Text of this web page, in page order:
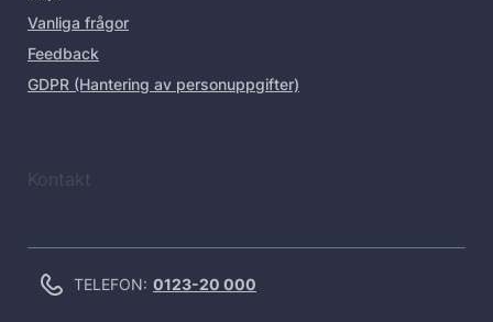
Vanliga frågor
Feedback
GDPR (Hantering av personuppgifter)
Kontakt
TELEFON: 0123-20 000